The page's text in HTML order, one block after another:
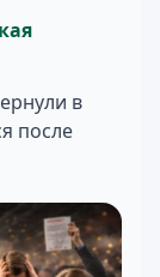
в
после